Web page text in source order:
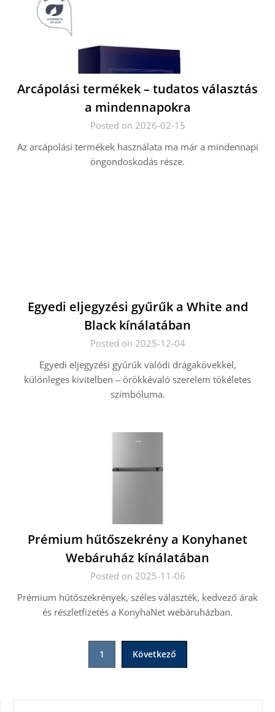
Arcápolási termékek – tudatos választás
a mindennapokra
Posted on 2026-02-15
Az arcápolási termékek használata ma már a mindennapi
öngondoskodás része.
Egyedi eljegyzési gyűrűk a White and
Black kínálatában
Posted on 2025-12-04
Egyedi eljegyzési gyűrűk valódi drágakövekkel,
különleges kivitelben – örökkévaló szerelem tökéletes
szimbóluma.
Prémium hűtőszekrény a Konyhanet
Webáruház kínálatában
Posted on 2025-11-06
Prémium hűtőszekrények, széles választék, kedvező árak
és részletfizetés a KonyhaNet webáruházban.
1 Következő